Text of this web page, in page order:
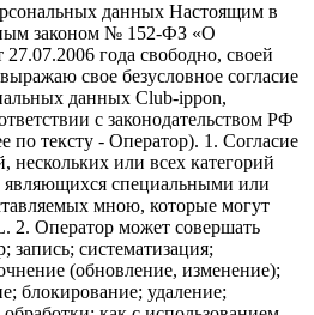
данных Настоящим в
законом № 152-ФЗ «О
года свободно, своей
свое безусловное согласие
данных Club-ippon,
с законодательством РФ
по тексту - Оператор). 1. Согласие
нескольких или всех категорий
специальными или
мною, которые могут
2. Оператор может совершать
запись; систематизация;
(обновление, изменение);
блокирование; удаление;